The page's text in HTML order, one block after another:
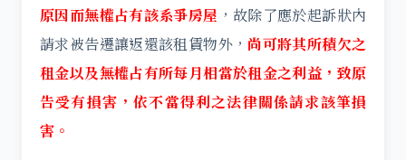
原因而無權占有該系爭房屋 ，故除了應於起訴狀內
請求被告遷讓返還該租賃物外， 尚可將其所積欠之
租金以及無權占有所每月相當於租金之利益，致原
告受有損害，依不當得利之法律關係請求該筆損
害。